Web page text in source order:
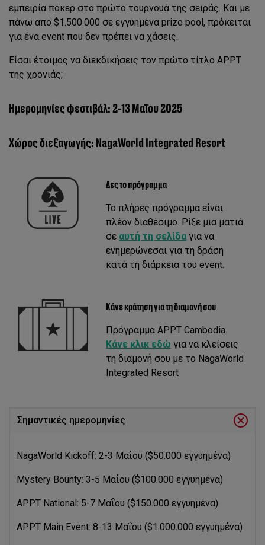
εμπειρία πόκερ στο πρώτο τουρνουά της σειράς. Και με
πάνω από $1.500.000 σε εγγυημένα prize pool, πρόκειται
για ένα event που δεν πρέπει να χάσεις.
Είσαι έτοιμος να διεκδικήσεις τον πρώτο τίτλο APPT
της χρονιάς;
Ημερομηνίες φεστιβάλ: 2-13 Μαΐου 2025
Χώρος διεξαγωγής: NagaWorld Integrated Resort
Δες το πρόγραμμα
Το πλήρες πρόγραμμα είναι
πλέον διαθέσιμο. Ρίξε μια ματιά
σε αυτή τη σελίδα για να
ενημερώνεσαι για τη δράση
κατά τη διάρκεια του event.
Κάνε κράτηση για τη διαμονή σου
Πρόγραμμα APPT Cambodia.
Κάνε κλικ εδώ για να κλείσεις
τη διαμονή σου με το NagaWorld
Integrated Resort
Σημαντικές ημερομηνίες
NagaWorld Kickoff: 2-3 Μαΐου ($50.000 εγγυημένα)
Mystery Bounty: 3-5 Μαΐου ($100.000 εγγυημένα)
APPT National: 5-7 Μαΐου ($150.000 εγγυημένα)
APPT Main Event: 8-13 Μαΐου ($1.000.000 εγγυημένα)